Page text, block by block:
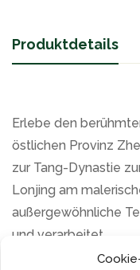
Produktdetails
Erlebe den
östlichen Provinz
zur Tang-Dynastie
Lonjing am
außergewöhnliche
und verarbeitet.